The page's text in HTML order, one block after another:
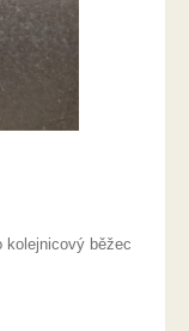
kolejnicový běžec